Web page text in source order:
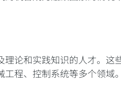
论和实践知识的人才。这
程、控制系统等多个领域。